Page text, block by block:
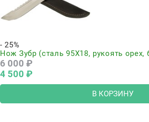
- 25%
Нож Зубр (сталь 95Х18, рукоять орех,
6 000 ₽
4 500 ₽
В КОРЗИНУ